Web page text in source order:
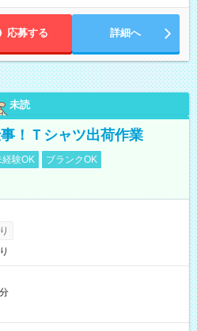
応募する 詳細へ
未読
！Ｔシャツ出荷作業
験OK
ブランクOK